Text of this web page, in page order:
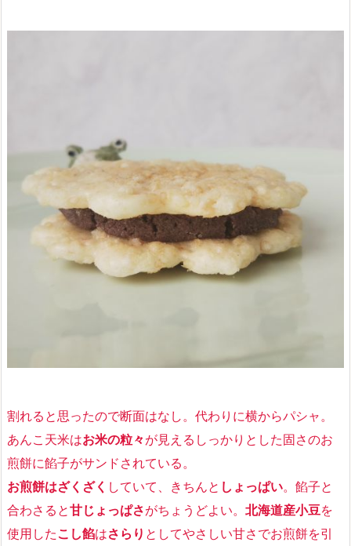
割れると思ったので断面はなし。代わりに横からパシャ。
あんこ天米はお米の粒々が見えるしっかりとした固さのお
煎餅に餡子がサンド されている。
お煎餅はざくざく していて、 きちんと しょっぱい。餡子と
合わさると甘じょっぱさがちょうどよい。 北海道産小豆を
使用した こし餡はさらり としてやさしい甘さでお煎餅を引